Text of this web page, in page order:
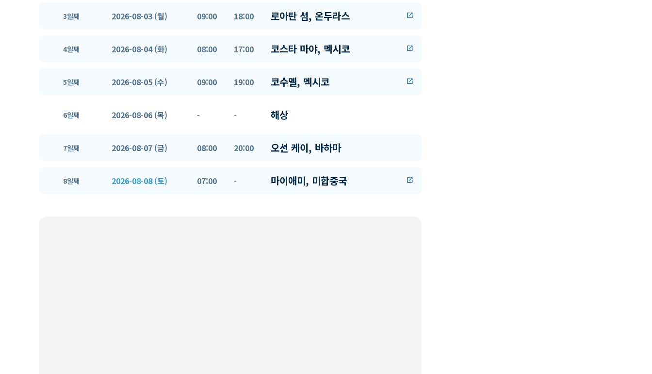
3일째 2026-08-03 (월) 09:00 18:00 로아탄 섬, 온두라스 open_in_new
4일째 2026-08-04 (화) 08:00 17:00 코스타 마야, 멕시코 open_in_new
5일째 2026-08-05 (수) 09:00 19:00 코수멜, 멕시코 open_in_new
6일째 2026-08-06 (목) - - 해상
7일째 2026-08-07 (금) 08:00 20:00 오션 케이, 바하마
8일째 2026-08-08 (토) 07:00 - 마이애미, 미합중국 open_in_new